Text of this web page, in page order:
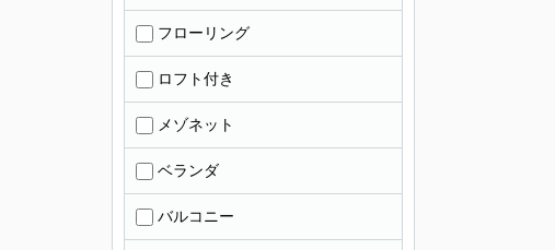
フローリング
ロフト付き
メゾネット
ベランダ
バルコニー